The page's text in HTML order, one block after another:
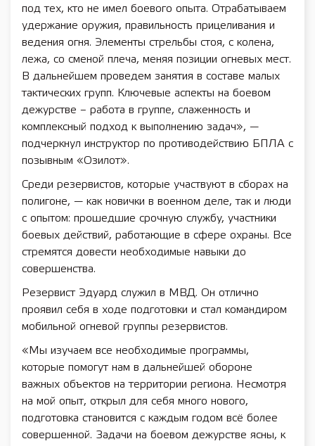
под тех, кто не имел боевого опыта. Отрабатываем
удержание оружия, правильность прицеливания и
ведения огня. Элементы стрельбы стоя, с колена,
лежа, со сменой плеча, меняя позиции огневых мест.
В дальнейшем проведем занятия в составе малых
тактических групп. Ключевые аспекты на боевом
дежурстве – работа в группе, слаженность и
комплексный подход к выполнению задач», —
подчеркнул инструктор по противодействию БПЛА с
позывным «Озилот».
Среди резервистов, которые участвуют в сборах на
полигоне, — как новички в военном деле, так и люди
с опытом: прошедшие срочную службу, участники
боевых действий, работающие в сфере охраны. Все
стремятся довести необходимые навыки до
совершенства.
Резервист Эдуард служил в МВД. Он отлично
проявил себя в ходе подготовки и стал командиром
мобильной огневой группы резервистов.
«Мы изучаем все необходимые программы,
которые помогут нам в дальнейшей обороне
важных объектов на территории региона. Несмотря
на мой опыт, открыл для себя много нового,
подготовка становится с каждым годом всё более
совершенной. Задачи на боевом дежурстве ясны, к